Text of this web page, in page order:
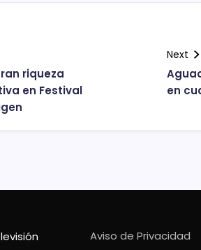
riqueza
en Festival
Next
en
Aviso de Privacidad